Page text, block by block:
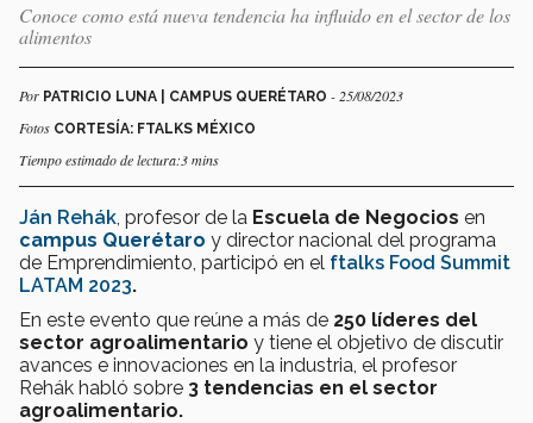
Conoce como está nueva tendencia ha influido en el sector de los
alimentos
Por PATRICIO LUNA | CAMPUS QUERÉTARO - 25/08/2023
Fotos CORTESÍA: FTALKS MÉXICO
Tiempo estimado de lectura:3 mins
Ján Rehák , profesor de la Escuela de Negocios en
campus Querétaro y director nacional del programa
de Emprendimiento, participó en el ftalks Food Summit
LATAM 2023.
En este evento que reúne a más de 250 líderes del
sector agroalimentario y tiene el objetivo de discutir
avances e innovaciones en la industria, el profesor
Rehák habló sobre 3 tendencias en el sector
agroalimentario.